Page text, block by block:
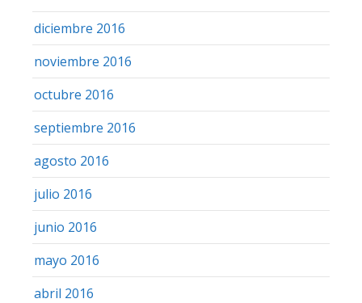
diciembre 2016
noviembre 2016
octubre 2016
septiembre 2016
agosto 2016
julio 2016
junio 2016
mayo 2016
abril 2016